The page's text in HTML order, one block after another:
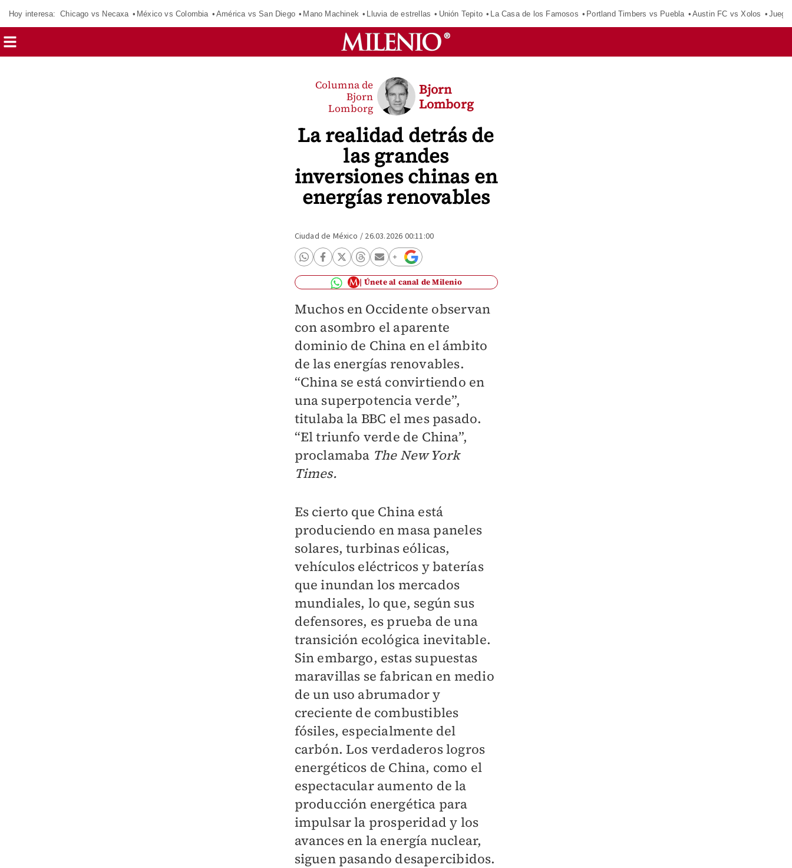
Hoy interesa: Chicago vs Necaxa México vs Colombia América vs San Diego Mano Machinek Lluvia de estrellas Unión Tepito La Casa de los Famosos Portland Timbers vs Puebla Austin FC vs Xolos
La realidad detrás de
las grandes
inversiones chinas en
energías renovables
Columna de
Bjorn
Lomborg
Bjorn
Lomborg
Ciudad de México / 26.03.2026 00:11:00
Únete al canal de Milenio
Muchos en Occidente observan
con asombro el aparente
dominio de China en el ámbito
de las energías renovables.
“China se está convirtiendo en
una superpotencia verde”,
titulaba la BBC el mes pasado.
“El triunfo verde de China”,
proclamaba The New York
Times.
Es cierto que China está
produciendo en masa paneles
solares, turbinas eólicas,
vehículos eléctricos y baterías
que inundan los mercados
mundiales, lo que, según sus
defensores, es prueba de una
transición ecológica inevitable.
Sin embargo, estas supuestas
maravillas se fabrican en medio
de un uso abrumador y
creciente de combustibles
fósiles, especialmente del
carbón. Los verdaderos logros
energéticos de China, como el
espectacular aumento de la
producción energética para
impulsar la prosperidad y los
avances en la energía nuclear,
siguen pasando desapercibidos.